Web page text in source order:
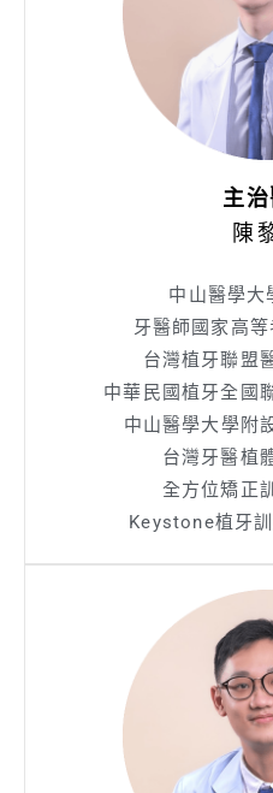
主
陳
中山醫學大
牙醫師國家高
台灣植牙聯盟
中華民國植牙全國
中山醫學大學附
台灣牙醫植
全方位矯正
Keystone植牙